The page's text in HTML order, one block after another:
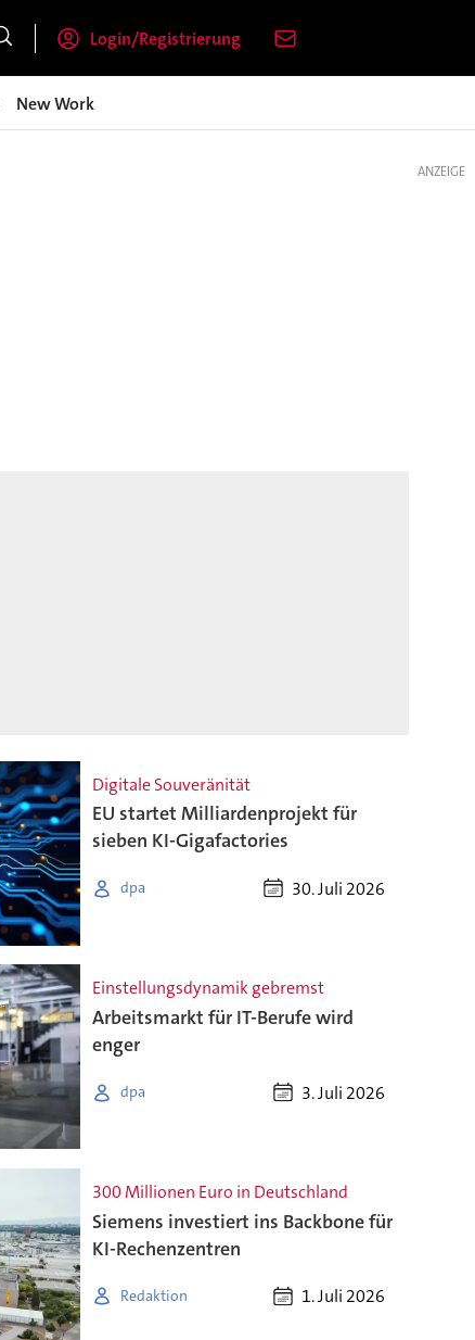
Login/Registrierung
New Work
Digitale Souveränität
EU startet Milliardenprojekt für
sieben KI-Gigafactories
dpa 30. Juli 2026
Einstellungsdynamik gebremst
Arbeitsmarkt für IT-Berufe wird
enger
dpa 3. Juli 2026
300 Millionen Euro in Deutschland
Siemens investiert ins Backbone für
KI-Rechenzentren
Redaktion 1. Juli 2026
ANZEIGE